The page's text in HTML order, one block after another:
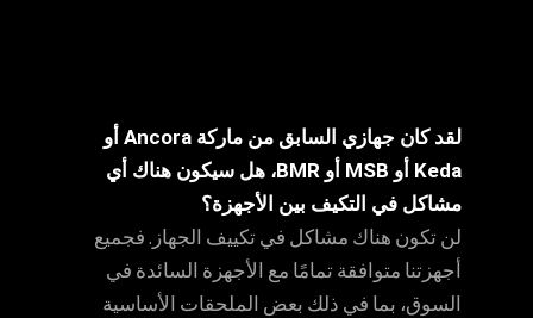
لقد كان جهازي السابق من ماركة Ancora أو
Keda أو MSB أو BMR، هل سيكون هناك أي
مشاكل في التكيف بين الأجهزة؟
لن تكون هناك مشاكل في تكييف الجهاز. فجميع
أجهزتنا متوافقة تمامًا مع الأجهزة السائدة في
السوق، بما في ذلك بعض الملحقات الأساسية